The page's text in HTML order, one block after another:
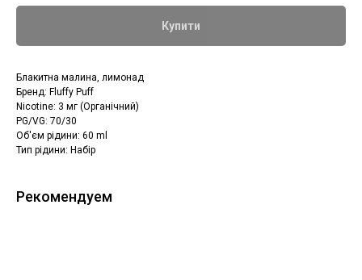
Купити
Блакитна малина, лимонад
Бренд: Fluffy Puff
Nicotine: 3 мг (Органічний)
PG/VG: 70/30
Об'єм рідини: 60 ml
Тип рідини: Набір
Рекомендуем